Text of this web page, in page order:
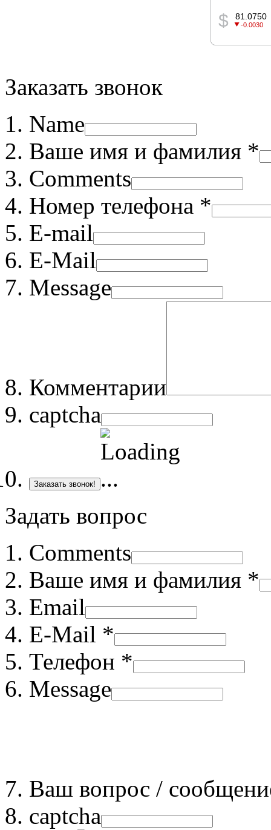
Заказать звонок
Name
Ваше имя и фамилия *
Comments
Номер телефона *
E-mail
E-Mail
Message
Комментарии
captcha
Заказать звонок!
Задать вопрос
Comments
Ваше имя и фамилия *
Email
E-Mail *
Телефон *
Message
Ваш вопрос /
captcha